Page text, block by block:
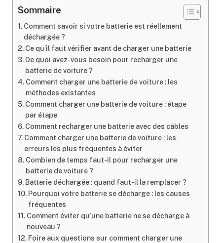
Sommaire
Comment savoir si votre batterie est réellement
déchargée ?
Ce qu’il faut vérifier avant de charger une batterie
De quoi avez-vous besoin pour recharger une
batterie de voiture ?
Comment charger une batterie de voiture : les
méthodes existantes
Comment charger une batterie de voiture : étape
par étape
Comment recharger une batterie avec des câbles
Comment charger une batterie de voiture : les
erreurs les plus fréquentes à éviter
Combien de temps faut-il pour recharger une
batterie de voiture ?
Batterie déchargée : quand faut-il la remplacer ?
Pourquoi votre batterie se décharge : les causes
fréquentes
Comment éviter qu’une batterie ne se décharge à
nouveau ?
Foire aux questions sur comment charger une